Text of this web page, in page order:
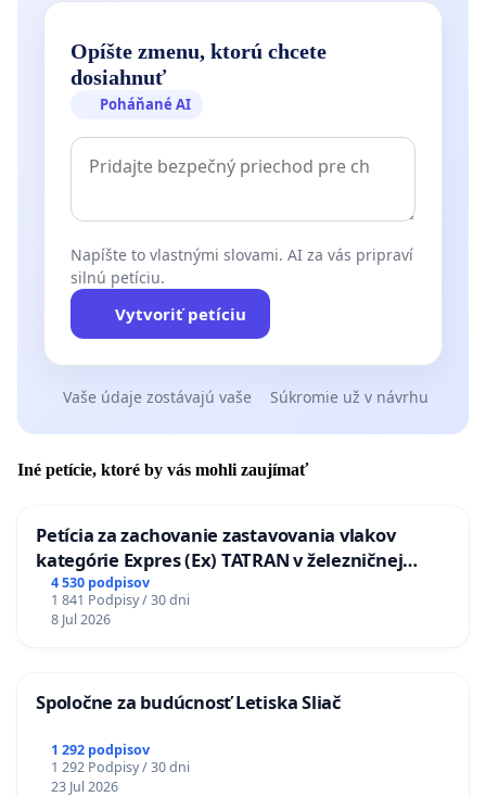
Opíšte zmenu, ktorú chcete
dosiahnuť
Poháňané AI
Napíšte to vlastnými slovami. AI za vás pripraví
silnú petíciu.
Vytvoriť petíciu
Vaše údaje zostávajú vaše Súkromie už v návrhu
Iné petície, ktoré by vás mohli zaujímať
Petícia za zachovanie zastavovania vlakov
kategórie Expres (Ex) TATRAN v železničnej
stanici Púchov
4 530 podpisov
1 841 Podpisy / 30 dni
8 Jul 2026
Spoločne za budúcnosť Letiska Sliač
1 292 podpisov
1 292 Podpisy / 30 dni
23 Jul 2026